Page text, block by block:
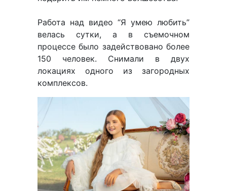
Работа над видео “Я умею любить”
велась сутки, а в съемочном
процессе было задействовано более
150 человек. Снимали в двух
локациях одного из загородных
комплексов.